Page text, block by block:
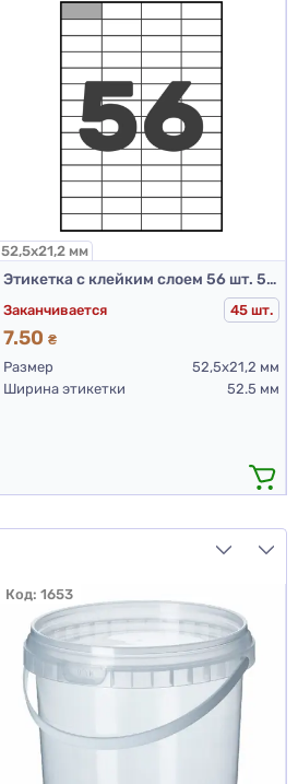
52,5х21,2 мм
Этикетка с клейким слоем 56 шт. 52,5х21,2 мм (А4)
Заканчивается 45 шт.
7.50 ₴
Размер
52,5х21,2 мм
Ширина этикетки
52.5 мм
Код: 1653